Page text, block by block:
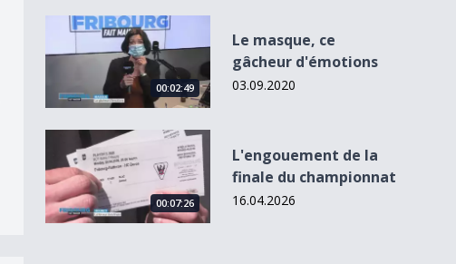
Le masque, ce gâcheur d&#039;émotions
00:02:49
Le masque, ce
gâcheur d'émotions
03.09.2020
L&#039;engouement de la finale du championnat
00:07:26
L'engouement de la
finale du championnat
16.04.2026